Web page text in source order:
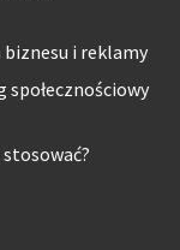
i reklamy
społecznościowy